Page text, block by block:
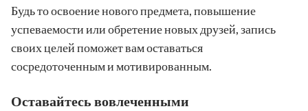
Будь то освоение нового предмета, повышение
успеваемости или обретение новых друзей, запись
своих целей поможет вам оставаться
сосредоточенным и мотивированным.
Оставайтесь вовлеченными